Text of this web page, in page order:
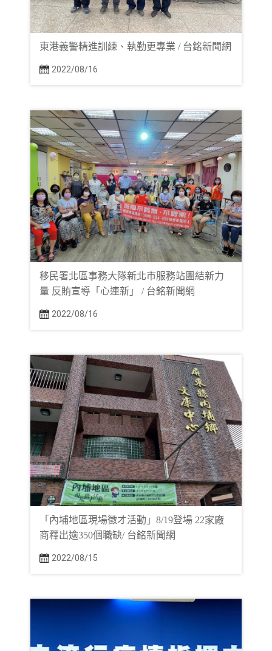
東港義警精進訓練、執勤更專業 / 台銘新聞網
2022/08/16
移民署北區事務大隊新北市服務站團結新力
量 反賄宣導「心連新」 / 台銘新聞網
2022/08/16
「內埔地區現場徵才活動」8/19登場 22家廠
商釋出逾350個職缺/ 台銘新聞網
2022/08/15